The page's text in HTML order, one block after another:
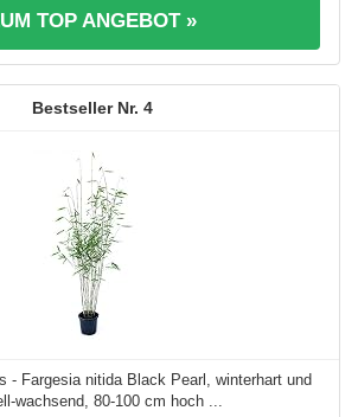
TOP ANGEBOT »
4
- Fargesia nitida Black Pearl, winterhart und
wachsend, 80-100 cm hoch ...